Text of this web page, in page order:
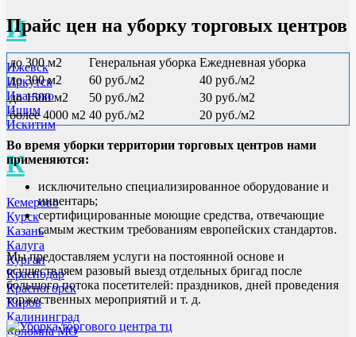
И
Ижевск
Иркутск
Иваново
Ишим
Искитим
К
Кемерово
Курск
Казань
Калуга
Курган
Краснодар
Красногорск
Киров
Калининград
Коломна МО
Прайс цен на уборку торговых центров
до 300 м2 Генеральная уборка Ежедневная уборка
до 300 м2
60 руб./м2
40 руб./м2
до 1500 м2
50 руб./м2
30 руб./м2
более 4000 м2 40 руб./м2 20 руб./м2
Во время уборки территории торговых центров нами
применяются:
исключительно специализированное оборудование и
инвентарь;
сертифицированные моющие средства, отвечающие
самым жестким требованиям европейских стандартов.
Мы предоставляем услуги на постоянной основе и
осуществляем разовый выезд отдельных бригад после
большого потока посетителей: праздников, дней проведения
торжественных мероприятий и т. д.